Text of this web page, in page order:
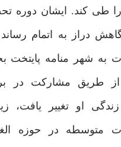
طی کند. ایشان دوره
دراز به اتمام
به شهر منامه پایتخت
از طریق مشارکت در
او تغییر یافت،
متوسطه در حوزه